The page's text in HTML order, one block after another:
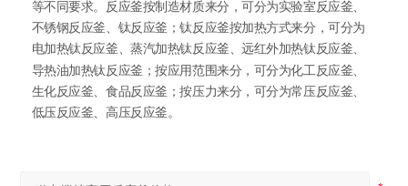
等不同要求。反应釜按制造材质来分，可分为实验室反应釜、
不锈钢反应釜、钛反应釜；钛反应釜按加热方式来分，可分为
电加热钛反应釜、蒸汽加热钛反应釜、远红外加热钛反应釜、
导热油加热钛反应釜；按应用范围来分，可分为化工反应釜、
生化反应釜、食品反应釜；按压力来分，可分为常压反应釜、
低压反应釜、高压反应釜。